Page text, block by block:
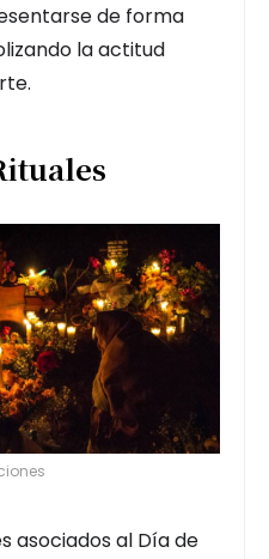
de forma
la actitud
asociados al Día de